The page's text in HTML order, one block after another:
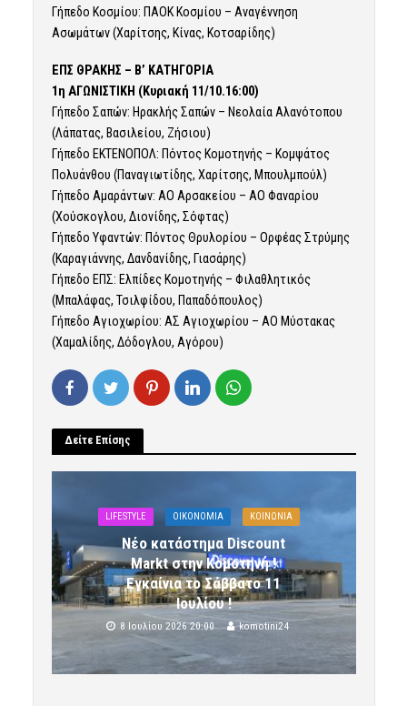
Γήπεδο Κοσμίου: ΠΑΟΚ Κοσμίου – Αναγέννηση
Ασωμάτων (Χαρίτσης, Κίνας, Κοτσαρίδης)
ΕΠΣ ΘΡΑΚΗΣ – Β’ ΚΑΤΗΓΟΡΙΑ
1η ΑΓΩΝΙΣΤΙΚΗ (Κυριακή 11/10.16:00)
Γήπεδο Σαπών: Ηρακλής Σαπών – Νεολαία Αλανότοπου
(Λάπατας, Βασιλείου, Ζήσιου)
Γήπεδο ΕΚΤΕΝΟΠΟΛ: Πόντος Κομοτηνής – Κομψάτος
Πολυάνθου (Παναγιωτίδης, Χαρίτσης, Μπουλμπούλ)
Γήπεδο Αμαράντων: ΑΟ Αρσακείου – ΑΟ Φαναρίου
(Χούσκογλου, Διονίδης, Σόφτας)
Γήπεδο Υφαντών: Πόντος Θρυλορίου – Ορφέας Στρύμης
(Καραγιάννης, Δανδανίδης, Γιασάρης)
Γήπεδο ΕΠΣ: Ελπίδες Κομοτηνής – Φιλαθλητικός
(Μπαλάφας, Τσιλφίδου, Παπαδόπουλος)
Γήπεδο Αγιοχωρίου: ΑΣ Αγιοχωρίου – ΑΟ Μύστακας
(Χαμαλίδης, Δόδογλου, Αγόρου)
Δείτε Επίσης
LIFESTYLE OIKONOMIA ΚΟΙΝΩΝΙΑ
Νέο κατάστημα Discount
Markt στην Κομοτηνή !
Εγκαίνια το Σάββατο 11
Ιουλίου !
8 Ιουλίου 2026 20:00 komotini24